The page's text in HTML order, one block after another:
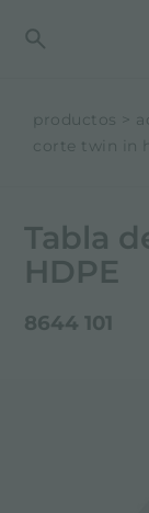
productos
corte twin in
Tabla
HDPE
8644 101